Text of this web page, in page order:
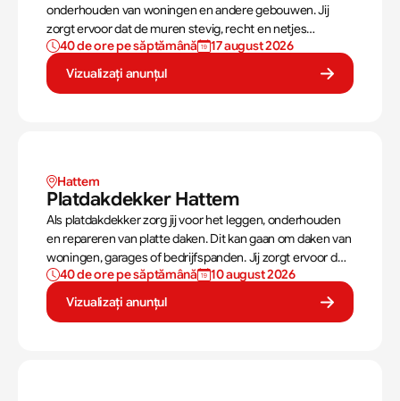
onderhouden van woningen en andere gebouwen. Jij
zorgt ervoor dat de muren stevig, recht en netjes
opgebouwd worden. Aan de hand van een bouwtekening
weet jij precies hoe een muur gebouwd moet worden. Als
metselaar kan je alleen werken of in een team je steentje
40 de ore pe săptămână
17 august 2026
Vizualizați anunțul
Hattem
Platdakdekker Hattem
Als platdakdekker zorg jij voor het leggen, onderhouden
en repareren van platte daken. Dit kan gaan om daken van
woningen, garages of bedrijfspanden. Jij zorgt ervoor dat
deze daken tegen alle weersomstandigheden kunnen,
zoals regen, sneeuw en wind.
40 de ore pe săptămână
10 august 2026
Vizualizați anunțul